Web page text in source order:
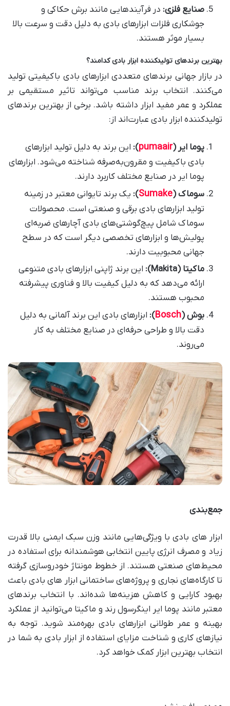
صنایع فلزی: در فرآیندهایی مانند برش حکاکی و
جوشکاری فلزات ابزارهای بادی به دلیل دقت و سرعت بالا
بسیار موثر هستند.
بهترین برندهای تولیدکننده ابزار بادی کدامند؟
در بازار جهانی برندهای متعددی ابزارهای بادی باکیفیتی تولید
می‌کنند. انتخاب برند مناسب می‌تواند تاثیر مستقیمی بر
عملکرد و عمر مفید ابزار داشته باشد. برخی از بهترین برندهای
تولیدکننده ابزار بادی عبارت‌اند از:
پوما ایر (
pumaair
): این برند به دلیل تولید ابزارهای
بادی باکیفیت و مقرون‌به‌صرفه شناخته می‌شود. ابزارهای
پوما ایر در صنایع مختلف کاربرد دارند.
سوماک (Sumake
): یک برند تایوانی معتبر در زمینه
تولید ابزارهای بادی برقی و صنعتی است. محصولات
سوماک شامل پیچ‌گوشتی‌های بادی آچارهای ضربه‌ای
پولیش‌ها و ابزارهای تخصصی دیگر است که در سطح
جهانی محبوبیت دارند.
ماکیتا(Makita):
این برند ژاپنی ابزارهای بادی متنوعی
ارائه می‌دهد که به دلیل کیفیت بالا و فناوری پیشرفته
محبوب هستند.
بوش(
Bosch
): ابزارهای بادی این برند آلمانی به دلیل
دقت بالا و طراحی حرفه‌ای در صنایع مختلف به کار
می‌روند.
جمع‌بندی
ابزار های بادی با ویژگی‌هایی مانند وزن سبک ایمنی بالا قدرت
زیاد و مصرف انرژی پایین انتخابی هوشمندانه برای استفاده در
محیط‌های صنعتی هستند. از خطوط مونتاژ خودروسازی گرفته
تا کارگاه‌های نجاری و پروژه‌های ساختمانی ابزار های بادی باعث
بهبود کارایی و کاهش هزینه‌ها شده‌اند. با انتخاب برندهای
معتبر مانند پوما ایر اینگرسول رند و ماکیتا می‌توانید از عملکرد
بهینه و عمر طولانی ابزارهای بادی بهره‌مند شوید. توجه به
نیازهای کاری و شناخت مزایای استفاده از ابزار بادی به شما در
انتخاب بهترین ابزار کمک خواهد کرد.